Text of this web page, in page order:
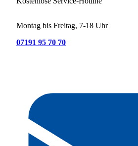
Montag bis Freitag, 7-18 Uhr
07191 95 70 70